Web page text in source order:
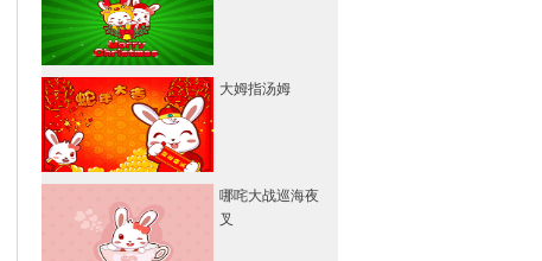
大姆指汤姆
哪咤大战巡海夜
叉